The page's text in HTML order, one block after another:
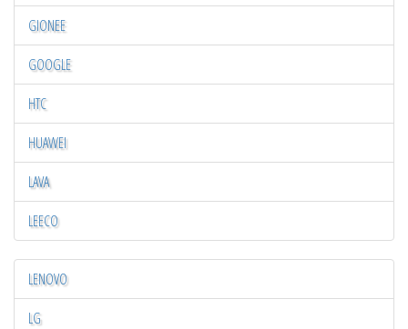
GIONEE
GOOGLE
HTC
HUAWEI
LAVA
LEECO
LENOVO
LG